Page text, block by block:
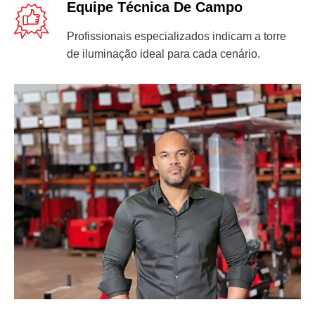
Equipe Técnica De Campo
Profissionais especializados indicam a torre
de iluminação ideal para cada cenário.